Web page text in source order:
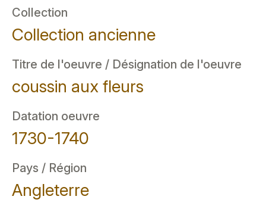
Collection
Collection ancienne
Titre de l'oeuvre / Désignation de l'oeuvre
coussin aux fleurs
Datation oeuvre
1730-1740
Pays / Région
Angleterre